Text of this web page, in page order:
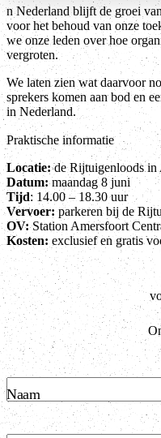
n Nederland blijft de groei
voor het behoud van onze
we onze leden over hoe
vergroten.
We laten zien wat daarvoor
sprekers komen aan bod en
in Nederland.
Praktische informatie
Locatie:de Rijtuigenloods in
Datum:maandag 8 juni
Tijd: 14.00 – 18.30 uur
Vervoer:parkeren bij de
OV:Station Amersfoort
Kosten: exclusief en gratis
Naam